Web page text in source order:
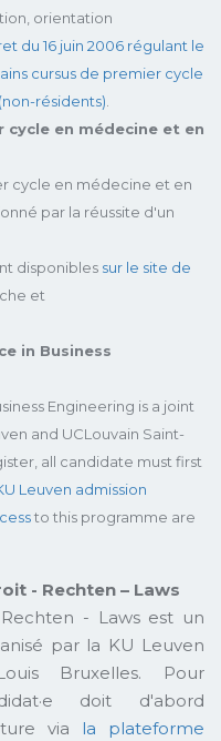
orientation
du 16 juin 2006 régulant le
cursus de premier cycle
résidents)
cycle en médecine et en
cycle en médecine et en
par la réussite d'un
disponibles sur le site de
et
in Business
Engineering is a joint
and UCLouvain Saint-
all candidate must first
Leuven admission
to this programme are
- Rechten – Laws
- Laws est un
par la KU Leuven
Bruxelles. Pour
doit d'abord
via la plateforme